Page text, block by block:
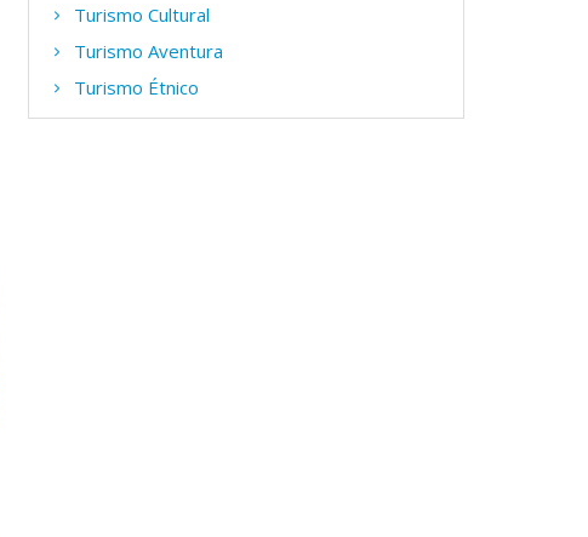
Turismo Cultural
Turismo Aventura
Turismo Étnico